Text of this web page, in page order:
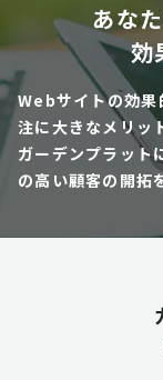
あな
効
Webサイトの効果
注に大きなメリッ
ガーデンプラット
の高い顧客の開拓